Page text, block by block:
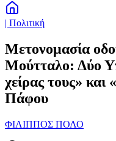
| Πολιτική
Μετονομασία
Μούτταλο: Δύο
χείρας τους» και
Πάφου
ΦΙΛΙΠΠΟΣ ΠΟΛΟ